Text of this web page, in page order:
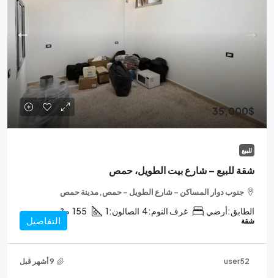
35,000$
للبيع
شقة للبيع – شارع بيت الطويل، حمص
جنوب دوار المساكن – شارع الطويل – حمص, مدينة حمص
الطابق:أرضي غرف النوم:4 الصالون:1
155 م²
شقة التفاصيل
user52